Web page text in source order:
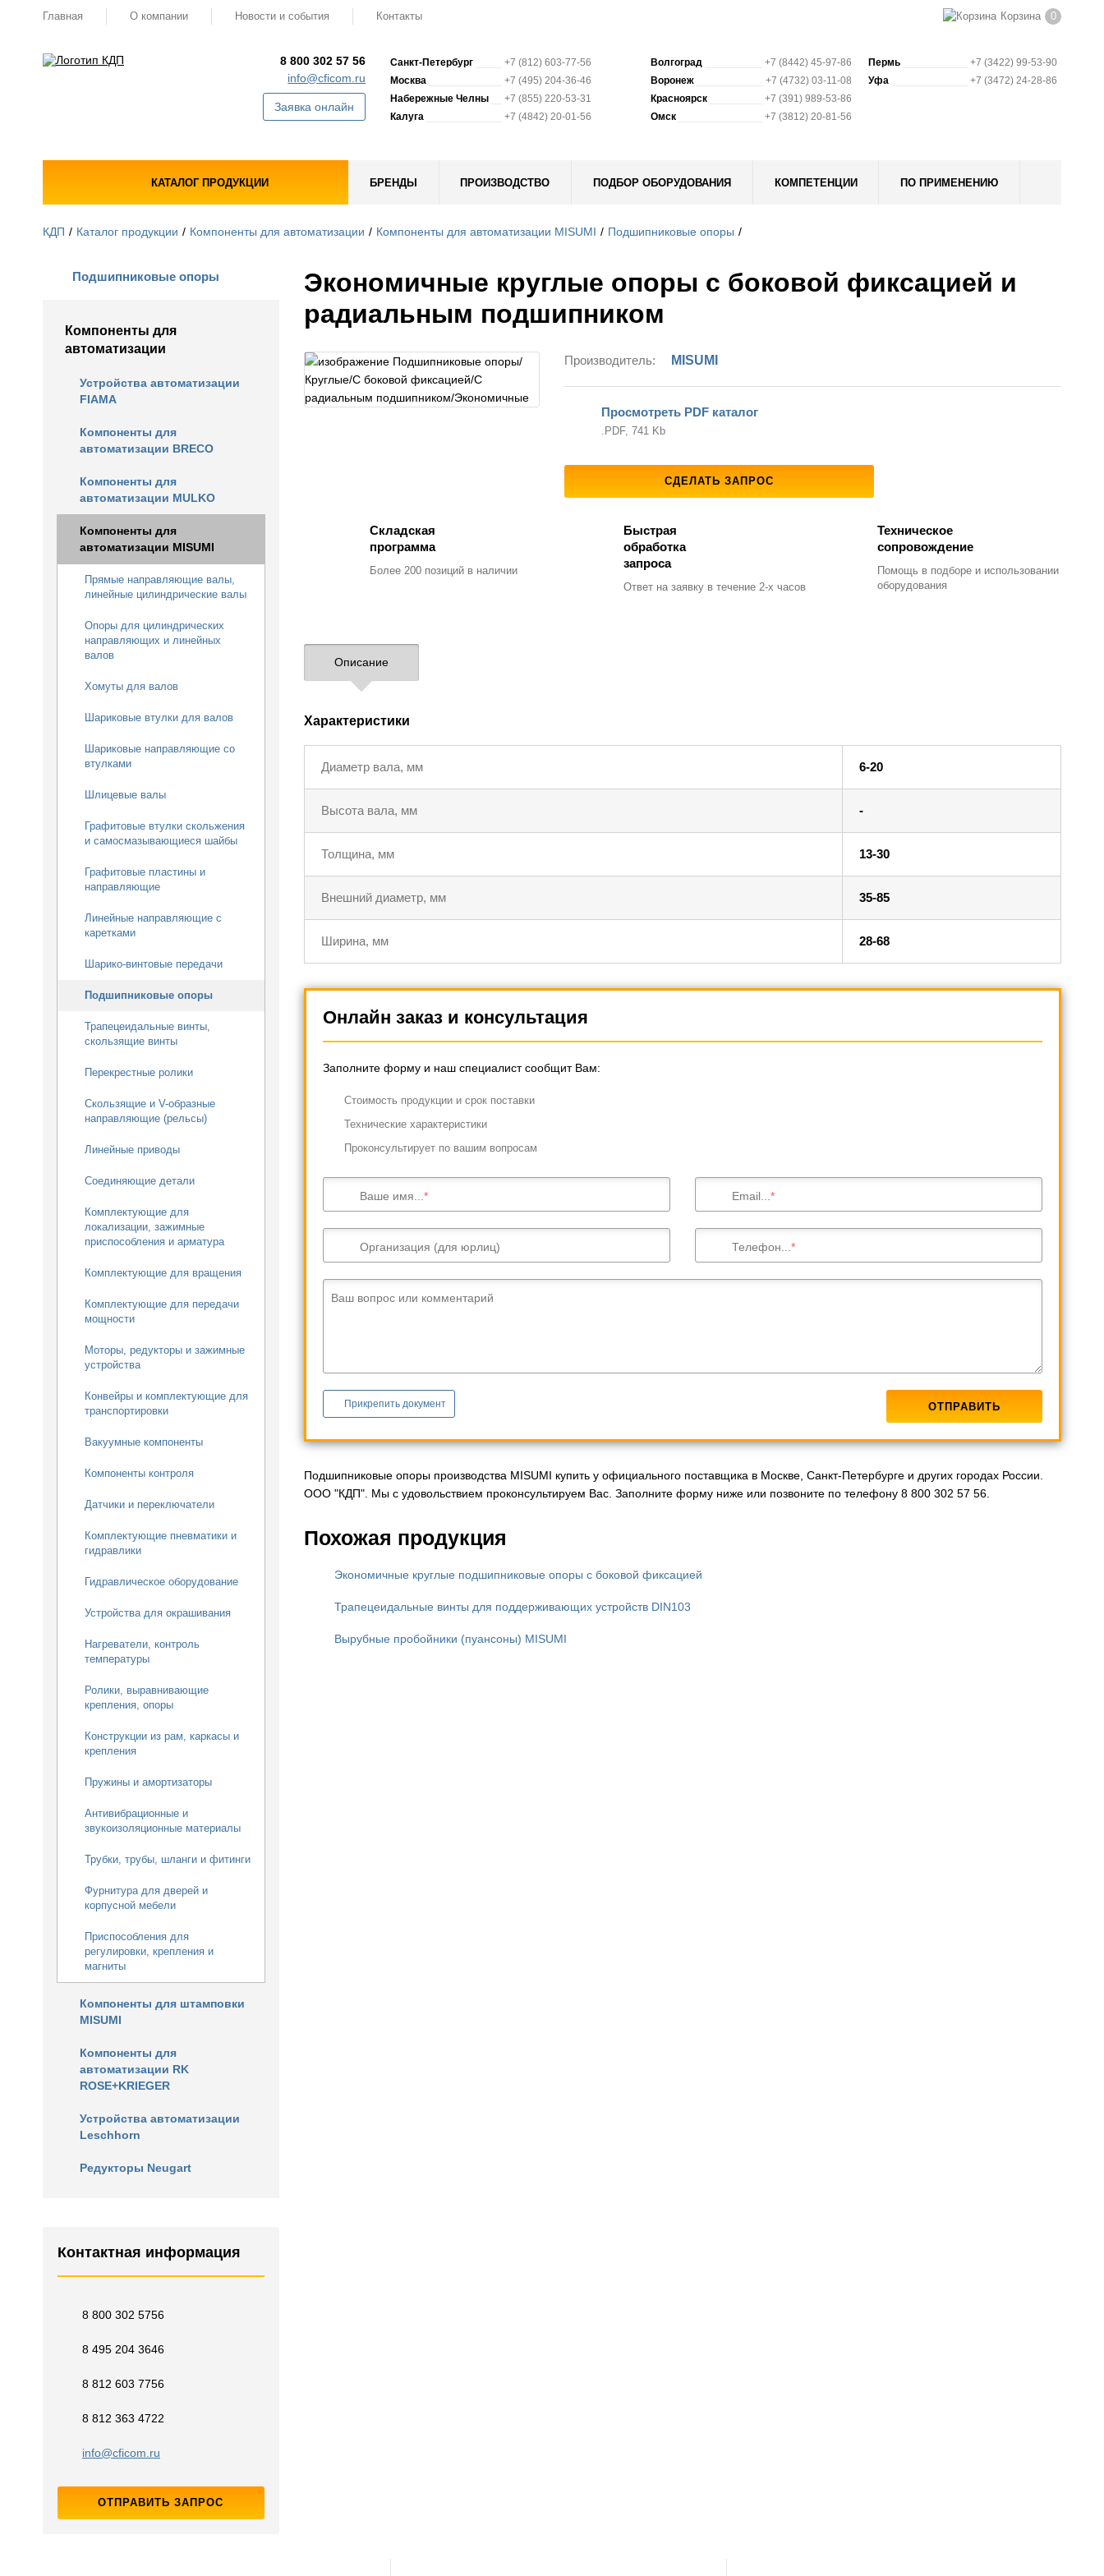
Главная О компании Новости и события Контакты Корзина 0
8 800 302 57 56
info@cficom.ru
Заявка онлайн
Санкт-Петербург
+7 (812) 603-77-56
Москва
+7 (495) 204-36-46
Набережные Челны
+7 (855) 220-53-31
Калуга
+7 (4842) 20-01-56
Волгоград
+7 (8442) 45-97-86
Воронеж
+7 (4732) 03-11-08
Красноярск
+7 (391) 989-53-86
Омск
+7 (3812) 20-81-56
Пермь
+7 (3422) 99-53-90
Уфа
+7 (3472) 24-28-86
КАТАЛОГ ПРОДУКЦИИ БРЕНДЫ ПРОИЗВОДСТВО ПОДБОР ОБОРУДОВАНИЯ КОМПЕТЕНЦИИ ПО ПРИМЕНЕНИЮ
КДП Каталог продукции Компоненты для автоматизации Компоненты для автоматизации MISUMI Подшипниковые опоры
Подшипниковые опоры
Компоненты для
автоматизации
Устройства автоматизации
FIAMA
Компоненты для
автоматизации BRECO
Компоненты для
автоматизации MULKO
Компоненты для
автоматизации MISUMI
Прямые направляющие валы,
линейные цилиндрические валы
Опоры для цилиндрических
направляющих и линейных
валов
Хомуты для валов
Шариковые втулки для валов
Шариковые направляющие со
втулками
Шлицевые валы
Графитовые втулки скольжения
и самосмазывающиеся шайбы
Графитовые пластины и
направляющие
Линейные направляющие с
каретками
Шарико-винтовые передачи
Подшипниковые опоры
Трапецеидальные винты,
скользящие винты
Перекрестные ролики
Скользящие и V-образные
направляющие (рельсы)
Линейные приводы
Соединяющие детали
Комплектующие для
локализации, зажимные
приспособления и арматура
Комплектующие для вращения
Комплектующие для передачи
мощности
Моторы, редукторы и зажимные
устройства
Конвейры и комплектующие для
транспортировки
Вакуумные компоненты
Компоненты контроля
Датчики и переключатели
Комплектующие пневматики и
гидравлики
Гидравлическое оборудование
Устройства для окрашивания
Нагреватели, контроль
температуры
Ролики, выравнивающие
крепления, опоры
Конструкции из рам, каркасы и
крепления
Пружины и амортизаторы
Антивибрационные и
звукоизоляционные материалы
Трубки, трубы, шланги и фитинги
Фурнитура для дверей и
корпусной мебели
Приспособления для
регулировки, крепления и
магниты
Компоненты для штамповки
MISUMI
Компоненты для
автоматизации RK
ROSE+KRIEGER
Устройства автоматизации
Leschhorn
Редукторы Neugart
Контактная информация
8 800 302 5756
8 495 204 3646
8 812 603 7756
8 812 363 4722
info@cficom.ru
ОТПРАВИТЬ ЗАПРОС
Экономичные круглые опоры с боковой фиксацией и
радиальным подшипником
Производитель: MISUMI
Просмотреть PDF каталог
.PDF, 741 Kb
СДЕЛАТЬ ЗАПРОС
Складская
программа
Более 200 позицийв наличии
Быстрая
обработка
запроса
Ответ на заявкув течение 2-х часов
Техническое
сопровождение
Помощь в подбореи использовании
оборудования
Описание
Характеристики
Диаметр вала, мм 6-20
Высота вала, мм -
Толщина, мм 13-30
Внешний диаметр, мм 35-85
Ширина, мм 28-68
Онлайн заказ и консультация
Заполните форму и наш специалист сообщит Вам:
Cтоимость продукции и срок поставки
Технические характеристики
Проконсультирует по вашим вопросам
Ваше имя... Email...
Организация (для юрлиц) Телефон...
Ваш вопрос или комментарий
Прикрепить документ
Подшипниковые опоры производства MISUMI купить у официального поставщика в Москве, Санкт-Петербурге и других городах России.
ООО "КДП". Мы с удовольствием проконсультируем Вас. Заполните форму ниже или позвоните по телефону 8 800 302 57 56.
Похожая продукция
Экономичные круглые подшипниковые опоры с боковой фиксацией
Трапецеидальные винты для поддерживающих устройств DIN103
Вырубные пробойники (пуансоны) MISUMI